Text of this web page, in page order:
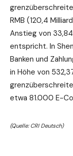
RMB (120,4
Anstieg von
entspricht. In
Banken und
in Höhe von
etwa 81.000 E-
(Quelle: CRI Deutsch)